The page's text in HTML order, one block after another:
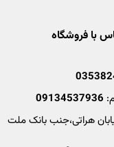
با فروشگاه
09134537936
هراتی،جنب بانک ملت